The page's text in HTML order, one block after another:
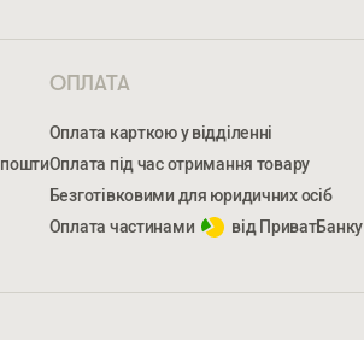
пошти
ОПЛАТА
Оплата карткою у відділенні
Оплата під час отримання товару
Безготівковими для юридичних осіб
Оплата частинами
від ПриватБанку